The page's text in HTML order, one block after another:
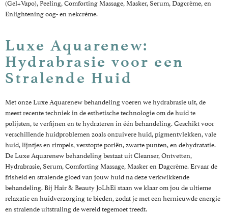
(Gel+Vapo), Peeling, Comforting Massage, Masker, Serum, Dagcrème, en
Enlightening oog- en nekcrème.
Luxe Aquarenew:
Hydrabrasie voor een
Stralende Huid
Met onze Luxe Aquarenew behandeling voeren we hydrabrasie uit, de
meest recente techniek in de esthetische technologie om de huid te
polijsten, te verfijnen en te hydrateren in één behandeling. Geschikt voor
verschillende huidproblemen zoals onzuivere huid, pigmentvlekken, vale
huid, lijntjes en rimpels, verstopte poriën, zwarte punten, en dehydratatie.
De Luxe Aquarenew behandeling bestaat uit Cleanser, Ontvetten,
Hydrabrasie, Serum, Comforting Massage, Masker en Dagcrème. Ervaar de
frisheid en stralende gloed van jouw huid na deze verkwikkende
behandeling. Bij Hair & Beauty JoLhEi staan we klaar om jou de ultieme
relaxatie en huidverzorging te bieden, zodat je met een hernieuwde energie
en stralende uitstraling de wereld tegemoet treedt.